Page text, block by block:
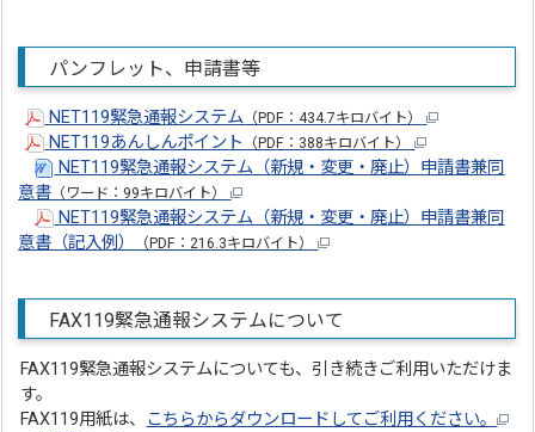
パンフレット、申請書等
NET119緊急通報システム （PDF：434.7キロバイト）
NET119あんしんポイント （PDF：388キロバイト）
NET119緊急通報システム（新規・変更・廃止）申請書兼同
意書 （ワード：99キロバイト）
NET119緊急通報システム（新規・変更・廃止）申請書兼同
意書（記入例）
（PDF：216.3キロバイト）
FAX119緊急通報システムについて
FAX119緊急通報システムについても、引き続きご利用いただけま
す。
FAX119用紙は、 こちらからダウンロードしてご利用ください。